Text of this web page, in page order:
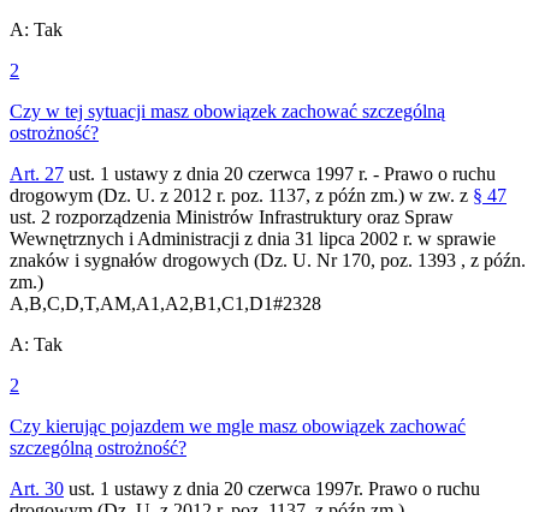
A: Tak
2
Czy w tej sytuacji masz obowiązek zachować szczególną
ostrożność?
Art. 27 ust. 1 ustawy z dnia 20 czerwca 1997 r. - Prawo o ruchu
drogowym (Dz. U. z 2012 r. poz. 1137, z późn zm.) w zw. z § 47
ust. 2 rozporządzenia Ministrów Infrastruktury oraz Spraw
Wewnętrznych i Administracji z dnia 31 lipca 2002 r. w sprawie
znaków i sygnałów drogowych (Dz. U. Nr 170, poz. 1393 , z późn.
zm.)
A,B,C,D,T,AM,A1,A2,B1,C1,D1#2328
A: Tak
2
Czy kierując pojazdem we mgle masz obowiązek zachować
szczególną ostrożność?
Art. 30 ust. 1 ustawy z dnia 20 czerwca 1997r. Prawo o ruchu